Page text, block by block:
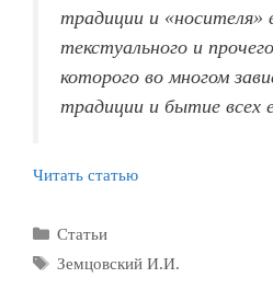
традиции и «носителя»
текстуального и
которого во многом
традиции и бытие всех
Читать статью
Рубрики
Статьи
Метки
Земцовский И.И.